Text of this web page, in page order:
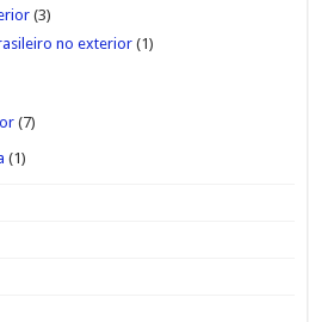
(3)
no exterior (1)
(7)
(1)